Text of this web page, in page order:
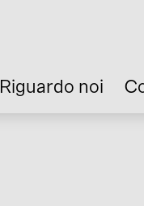
Riguardo noi